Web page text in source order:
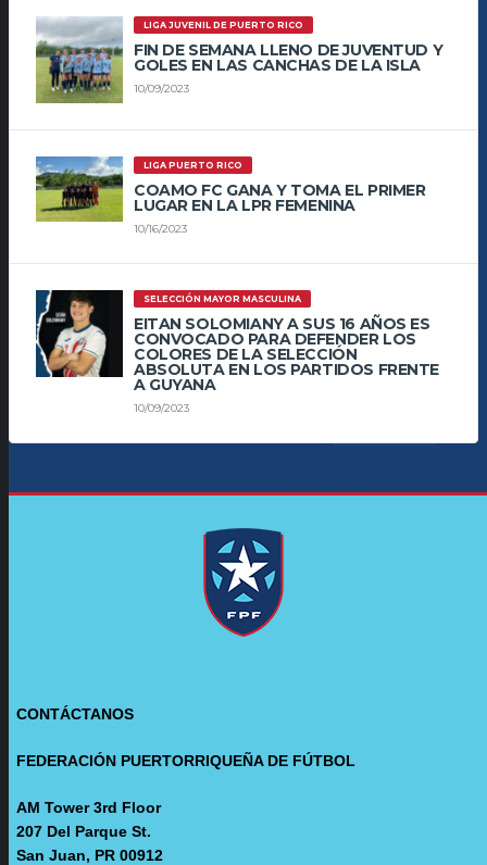
LIGA JUVENIL DE PUERTO RICO
FIN DE SEMANA LLENO DE JUVENTUD Y
GOLES EN LAS CANCHAS DE LA ISLA
10/09/2023
LIGA PUERTO RICO
COAMO FC GANA Y TOMA EL PRIMER
LUGAR EN LA LPR FEMENINA
10/16/2023
SELECCIÓN MAYOR MASCULINA
EITAN SOLOMIANY A SUS 16 AÑOS ES
CONVOCADO PARA DEFENDER LOS
COLORES DE LA SELECCIÓN
ABSOLUTA EN LOS PARTIDOS FRENTE
A GUYANA
10/09/2023
CONTÁCTANOS
FEDERACIÓN PUERTORRIQUEÑA DE FÚTBOL
AM Tower 3rd Floor
207 Del Parque St.
San Juan, PR 00912